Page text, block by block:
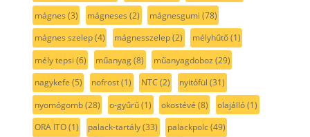
mágnes (3) mágneses (2) mágnesgumi (78)
mágnes szelep(4) mágnesszelep(2) mélyhűtő(1)
mély tepsi (6) műanyag(8) műanyagdoboz (29)
nagykefe (5) nofrost(1) NTC (2) nyitófül (31)
nyomógomb(28) o-gyűrű(1) okostévé (8) olajálló(1)
ORA ITO(1) palack-tartály(33) palackpolc(49)